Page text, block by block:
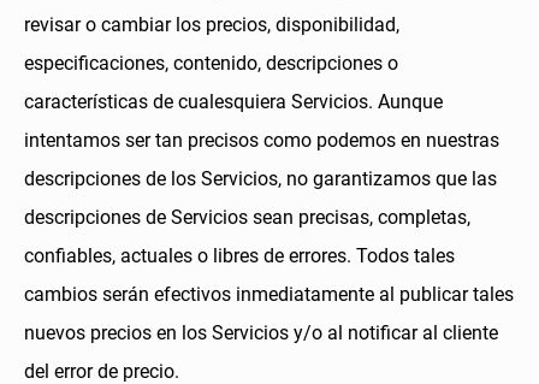
revisar o cambiar los precios, disponibilidad,
especificaciones, contenido, descripciones o
características de cualesquiera Servicios. Aunque
intentamos ser tan precisos como podemos en nuestras
descripciones de los Servicios, no garantizamos que las
descripciones de Servicios sean precisas, completas,
confiables, actuales o libres de errores. Todos tales
cambios serán efectivos inmediatamente al publicar tales
nuevos precios en los Servicios y/o al notificar al cliente
del error de precio.